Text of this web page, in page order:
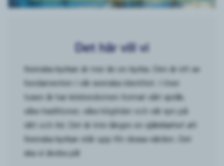
Det här vill vi
Svenska kyrkan är mer än en kyrka. Den är ett av
fundamenten i vår svenska identitet. I över
tusen år har kristendomen format vårt språk,
våra traditioner, våra högtider och vår syn på
rätt och fel. Det är inte längre en självklarhet att
Svenska kyrkan står upp för dessa värden. Det
ska vi ändra på!